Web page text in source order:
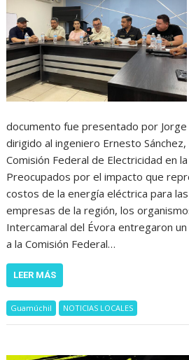
documento fue presentado por
dirigido al ingeniero Ernesto
Comisión Federal de Electricidad en
Preocupados por el impacto que
costos de la energía eléctrica para
empresas de la región, los
Intercamaral del Évora entregaron
a la Comisión Federal…
LEER MÁS
Guamúchil NOTICIAS LOCALES